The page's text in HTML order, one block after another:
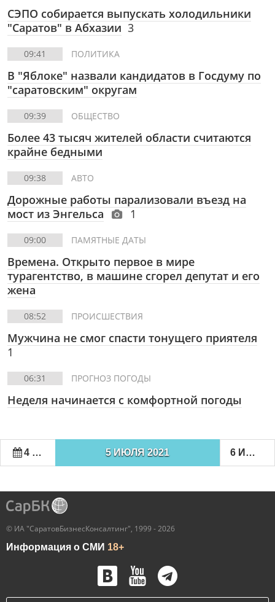
СЭПО собирается выпускать холодильники
"Саратов" в Абхазии 3
09:41 ПОЛИТИКА
В "Яблоке" назвали кандидатов в Госдуму по
"саратовским" округам
09:39 ОБЩЕСТВО
Более 43 тысяч жителей области считаются
крайне бедными
09:38 АВТО
Дорожные работы парализовали въезд на
мост из Энгельса
1
09:00 ПАМЯТНЫЕ ДАТЫ
Времена. Открыто первое в мире
турагентство, в машине сгорел депутат и его
жена
08:52 ПРОИСШЕСТВИЯ
Мужчина не смог спасти тонущего приятеля
1
06:31 ПРОГНОЗ ПОГОДЫ
Неделя начинается с комфортной погоды
4 ИЮЛЯ 2021 5 ИЮЛЯ 2021 6 ИЮЛЯ 2021
© ИА "СаратовБизнесКонсалтинг", 1999 - 2026
Информация о СМИ 18+